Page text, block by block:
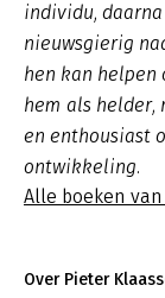
individu,
nieuwsgierig
hen kan helpen
hem als helder,
en enthousiast
ontwikkeling.
Alle boeken
Over Pieter